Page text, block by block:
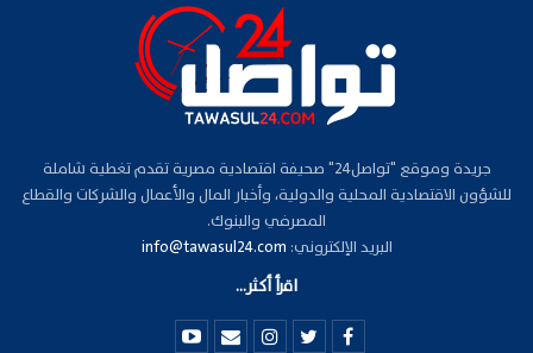
جريدة وموقع "تواصل24" صحيفة اقتصادية مصرية تقدم تغطية شاملة
للشؤون الاقتصادية المحلية والدولية، وأخبار المال والأعمال والشركات والقطاع
المصرفي والبنوك.
البريد الإلكتروني: info@tawasul24.com
اقرأ أكثر...